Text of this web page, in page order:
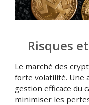
Risques
Le marché des
forte volatilité. Une
gestion efficace du
minimiser les